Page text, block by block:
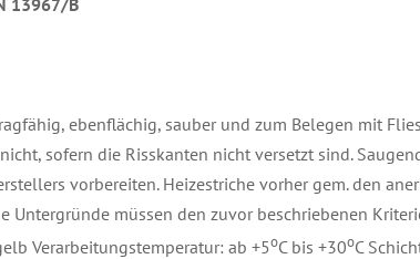
ebenflächig, sauber und zum Belegen mit
sofern die Risskanten nicht versetzt sind.
vorbereiten. Heizestriche vorher gem. den
Untergründe müssen den zuvor beschriebenen
Verarbeitungstemperatur: ab +5oC bis +30oC